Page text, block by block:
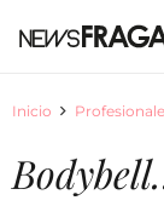
Inicio